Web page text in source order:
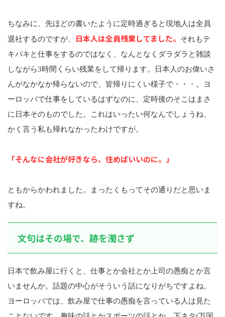
ちなみに、先ほどの書いたように定時過ぎると現地人は全員
退社するのですが、
日本人は全員残業してました。
それもテ
キパキと仕事をするのではなく、なんとなくダラダラと雑談
しながら3時間くらい残業をして帰ります。日本人のお偉いさ
んがなかなか帰らないので、皆帰りにくい様子で・・・。ヨ
ーロッパで仕事をしているはずなのに、定時後のそこはまさ
に日本そのものでした。これはいったい何なんでしょうね、
かく言う私も帰れなかったわけですが。
「そんなに会社が好きなら、住めばいいのに。」
ともからかわれました。まったくもってその通りだと思いま
すね。
文句はその場で、跡を濁さず
日本で飲み屋に行くと、仕事とか会社とか上司の愚痴とか言
いませんか。話題の中心がそういう話になりがちですよね。
ヨーロッパでは、飲み屋で仕事の愚痴を言っている人は見た